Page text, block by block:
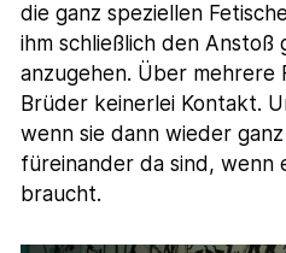
die ganz speziellen
ihm schließlich den Anstoß
anzugehen. Über mehrere
Brüder keinerlei Kontakt.
wenn sie dann wieder
füreinander da sind, wenn
braucht.